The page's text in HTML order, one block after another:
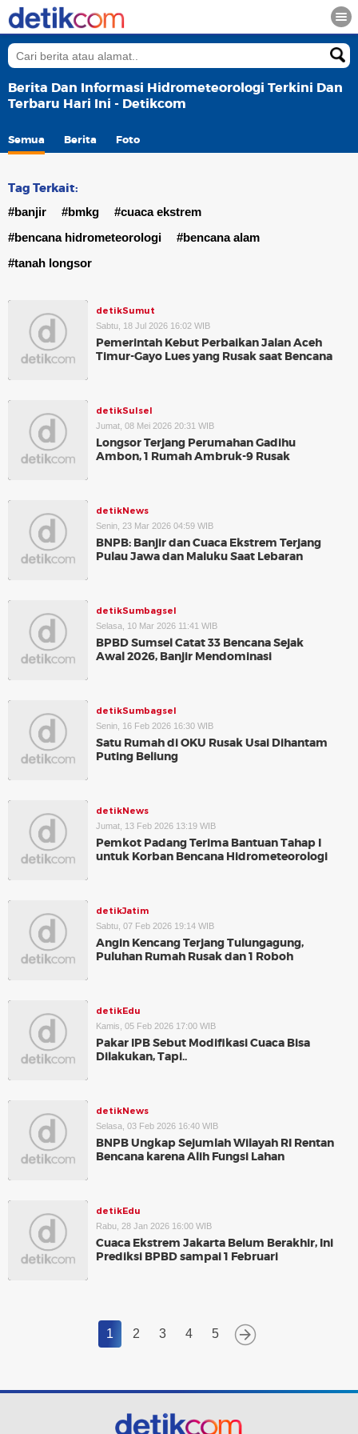
Berita Dan Informasi Hidrometeorologi Terkini Dan
Terbaru Hari Ini - Detikcom
Semua Berita Foto
Tag Terkait:
#banjir #bmkg
#cuaca ekstrem
#bencana hidrometeorologi
#bencana alam
#tanah longsor
detikSumut
Sabtu, 18 Jul 2026 16:02 WIB
Pemerintah Kebut Perbaikan Jalan Aceh
Timur-Gayo Lues yang Rusak saat Bencana
detikSulsel
Jumat, 08 Mei 2026 20:31 WIB
Longsor Terjang Perumahan Gadihu
Ambon, 1 Rumah Ambruk-9 Rusak
detikNews
Senin, 23 Mar 2026 04:59 WIB
BNPB: Banjir dan Cuaca Ekstrem Terjang
Pulau Jawa dan Maluku Saat Lebaran
detikSumbagsel
Selasa, 10 Mar 2026 11:41 WIB
BPBD Sumsel Catat 33 Bencana Sejak
Awal 2026, Banjir Mendominasi
detikSumbagsel
Senin, 16 Feb 2026 16:30 WIB
Satu Rumah di OKU Rusak Usai Dihantam
Puting Beliung
detikNews
Jumat, 13 Feb 2026 13:19 WIB
Pemkot Padang Terima Bantuan Tahap I
untuk Korban Bencana Hidrometeorologi
detikJatim
Sabtu, 07 Feb 2026 19:14 WIB
Angin Kencang Terjang Tulungagung,
Puluhan Rumah Rusak dan 1 Roboh
detikEdu
Kamis, 05 Feb 2026 17:00 WIB
Pakar IPB Sebut Modifikasi Cuaca Bisa
Dilakukan, Tapi..
detikNews
Selasa, 03 Feb 2026 16:40 WIB
BNPB Ungkap Sejumlah Wilayah RI Rentan
Bencana karena Alih Fungsi Lahan
detikEdu
Rabu, 28 Jan 2026 16:00 WIB
Cuaca Ekstrem Jakarta Belum Berakhir, Ini
Prediksi BPBD sampai 1 Februari
1 2 3 4 5